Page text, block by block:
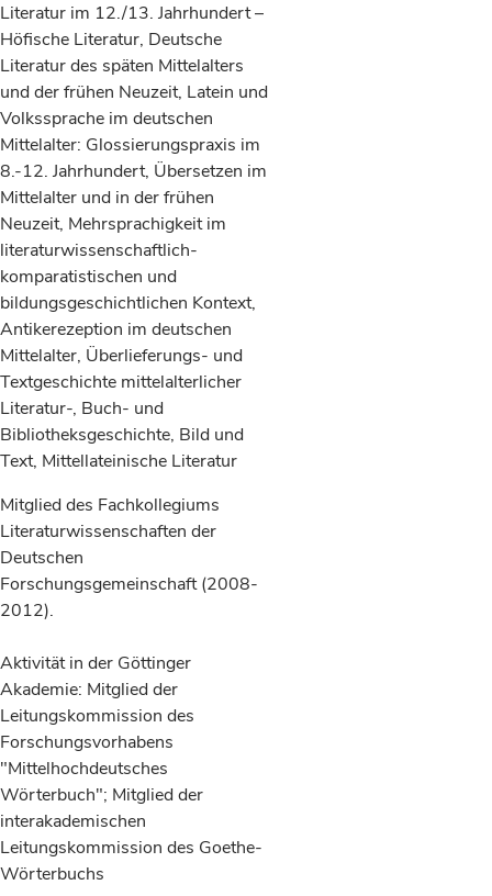
Literatur im 12./13. Jahrhundert –
Höfische Literatur, Deutsche
Literatur des späten Mittelalters
und der frühen Neuzeit, Latein und
Volkssprache im deutschen
Mittelalter: Glossierungspraxis im
8.-12. Jahrhundert, Übersetzen im
Mittelalter und in der frühen
Neuzeit, Mehrsprachigkeit im
literaturwissenschaftlich-
komparatistischen und
bildungsgeschichtlichen Kontext,
Antikerezeption im deutschen
Mittelalter, Überlieferungs- und
Textgeschichte mittelalterlicher
Literatur-, Buch- und
Bibliotheksgeschichte, Bild und
Text, Mittellateinische Literatur
Mitglied des Fachkollegiums
Literaturwissenschaften der
Deutschen
Forschungsgemeinschaft (2008-
2012).
Aktivität in der Göttinger
Akademie: Mitglied der
Leitungskommission des
Forschungsvorhabens
"Mittelhochdeutsches
Wörterbuch"; Mitglied der
interakademischen
Leitungskommission des Goethe-
Wörterbuchs